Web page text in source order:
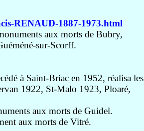
RENAUD-1887-1973.html
aux morts de Bubry,
sur-Scorff.
à Saint-Briac en 1952, réalisa les
1922, St-Malo 1923, Ploaré,
aux morts de Guidel.
aux morts de Vitré.